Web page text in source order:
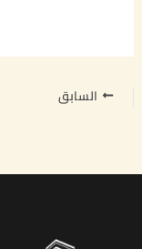
السابق